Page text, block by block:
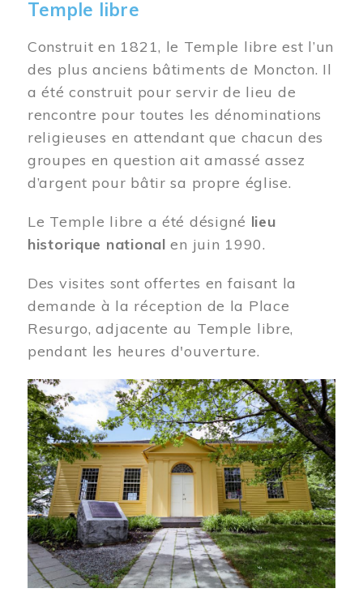
Temple libre
Construit en 1821, le Temple libre est l’un
des plus anciens bâtiments de Moncton. Il
a été construit pour servir de lieu de
rencontre pour toutes les dénominations
religieuses en attendant que chacun des
groupes en question ait amassé assez
d’argent pour bâtir sa propre église.
Le Temple libre a été désigné lieu
historique national en juin 1990.
Des visites sont offertes en faisant la
demande à la réception de la Place
Resurgo, adjacente au Temple libre,
pendant les heures d'ouverture.
Image